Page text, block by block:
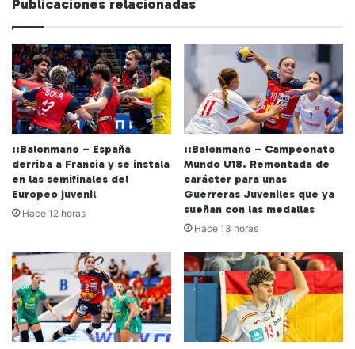
Publicaciones relacionadas
::Balonmano – España
derriba a Francia y se instala
en las semifinales del
Europeo juvenil
Hace 12 horas
::Balonmano – Campeonato
Mundo U18. Remontada de
carácter para unas
Guerreras Juveniles que ya
sueñan con las medallas
Hace 13 horas